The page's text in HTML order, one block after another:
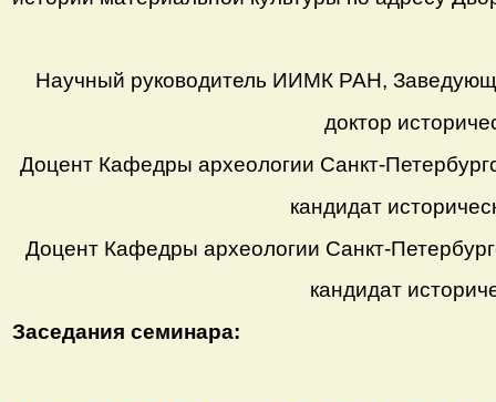
Научный руководитель ИИМК РАН,
доктор
Доцент Кафедры археологии Санкт-
кандидат
Доцент Кафедры археологии Санкт-
кандидат исторических
Заседания семинара: